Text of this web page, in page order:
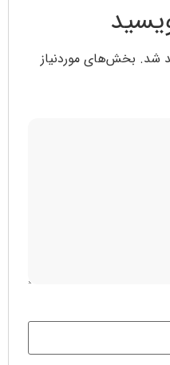
شد. بخش‌های موردنیاز